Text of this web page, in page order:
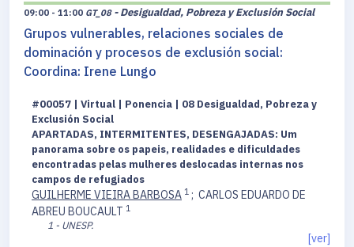
09:00 - 11:00 GT_08 - Desigualdad, Pobreza y Exclusión Social
Grupos vulnerables, relaciones sociales de
dominación y procesos de exclusión social:
Coordina: Irene Lungo
#00057 | Virtual | Ponencia | 08 Desigualdad, Pobreza y
Exclusión Social
APARTADAS, INTERMITENTES, DESENGAJADAS: Um
panorama sobre os papeis, realidades e dificuldades
encontradas pelas mulheres deslocadas internas nos
campos de refugiados
GUILHERME VIEIRA BARBOSA 1 ; CARLOS EDUARDO DE
ABREU BOUCAULT 1
1 - UNESP.
[ver]